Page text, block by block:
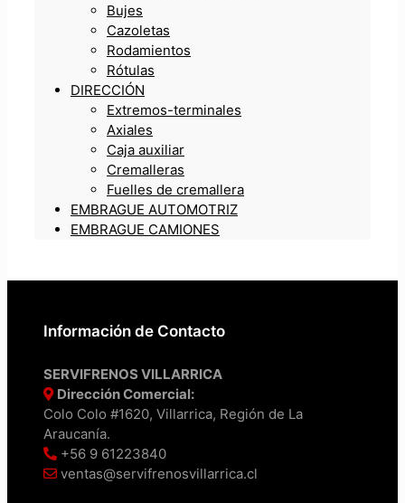
Bujes
Cazoletas
Rodamientos
Rótulas
DIRECCIÓN
Extremos-terminales
Axiales
Caja auxiliar
Cremalleras
Fuelles de cremallera
EMBRAGUE AUTOMOTRIZ
EMBRAGUE CAMIONES
Información de Contacto
SERVIFRENOS VILLARRICA
Dirección Comercial:
Colo Colo #1620, Villarrica, Región de La
Araucanía.
+56 9 61223840
ventas@servifrenosvillarrica.cl